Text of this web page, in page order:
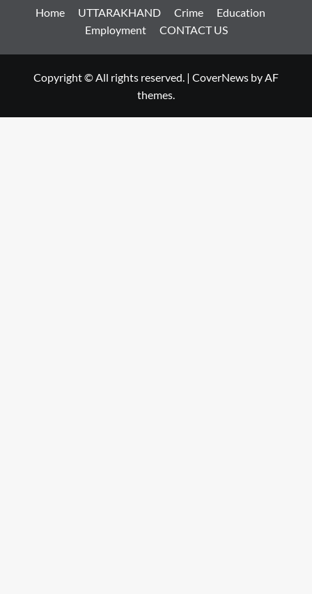
Home UTTARAKHAND Crime
Education
Employment
CONTACT US
Copyright © All rights reserved. | CoverNews by AF
themes.